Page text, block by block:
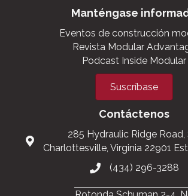
Manténgase
Eventos de construcción
Revista Modular
Podcast Inside Modular
Suscríbase
Contáctenos
285 Hydraulic Ridge Road,
Charlottesville, Virginia 22901
(434) 296-3288